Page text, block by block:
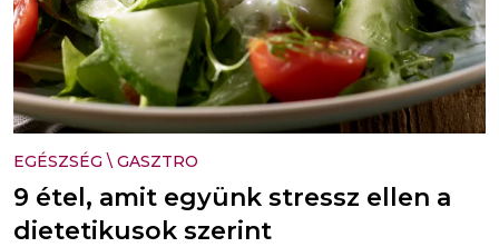
EGÉSZSÉG \ GASZTRO
9 étel, amit együnk stressz ellen a
dietetikusok szerint